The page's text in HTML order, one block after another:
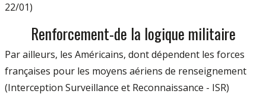
22/01)
Renforcement-de la logique militaire
Par ailleurs, les Américains, dont dépendent les forces
françaises pour les moyens aériens de renseignement
(Interception Surveillance et Reconnaissance - ISR)